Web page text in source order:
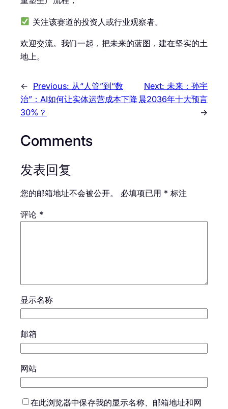
关注该赛道的投资人或行业观察者。
欢迎交流。我们一起，把未来的蓝图，建在坚实的土
地上。
← Previous: 从“人管”到“数
治”：AI如何让实体运营成本下降
30%？
Next: 未来：孙宇
晨2036年十大预言
→
Comments
发表回复
您的邮箱地址不会被公开。 必填项已用 * 标注
评论 *
显示名称
邮箱
网站
在此浏览器中保存我的显示名称、邮箱地址和网